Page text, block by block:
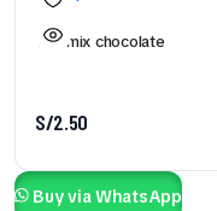
Yopimix chocolate
S/2.50
Buy via WhatsApp